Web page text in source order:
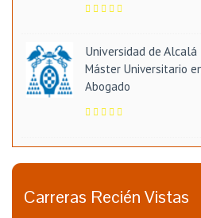
Universidad de Alcalá
Máster Universitario
Abogado
Carreras Recién Vistas